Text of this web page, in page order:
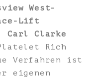
West-
Lift
| Carl Clarke
Rich
Verfahren ist
eigenen